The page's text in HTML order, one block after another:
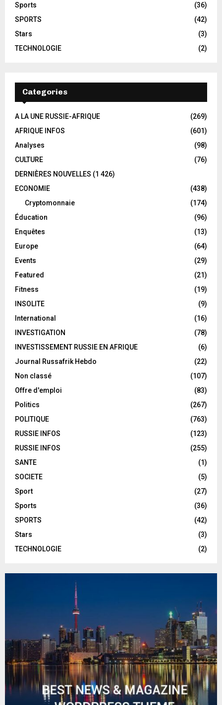
Sports
(36)
SPORTS
(42)
Stars
(3)
TECHNOLOGIE
(2)
Categories
A LA UNE RUSSIE-AFRIQUE
(269)
AFRIQUE INFOS
(601)
Analyses
(98)
CULTURE
(76)
DERNIÈRES NOUVELLES (1 426)
ECONOMIE
(438)
Cryptomonnaie
(174)
Éducation
(96)
Enquêtes
(13)
Europe
(64)
Events
(29)
Featured
(21)
Fitness
(19)
INSOLITE
(9)
International
(16)
INVESTIGATION
(78)
INVESTISSEMENT RUSSIE EN AFRIQUE
(6)
Journal Russafrik Hebdo
(22)
Non classé
(107)
Offre d'emploi
(83)
Politics
(267)
POLITIQUE
(763)
RUSSIE INFOS
(123)
RUSSIE INFOS
(255)
SANTE
(1)
SOCIETE
(5)
Sport
(27)
Sports
(36)
SPORTS
(42)
Stars
(3)
TECHNOLOGIE
(2)